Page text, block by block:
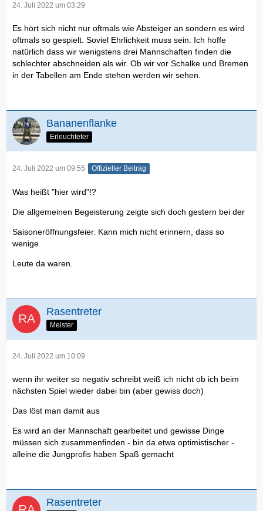
24. Juli 2022 um 03:29
Es hört sich nicht nur oftmals wie Absteiger an sondern es wird
oftmals so gespielt. Soviel Ehrlichkeit muss sein. Ich hoffe
natürlich dass wir wenigstens drei Mannschaften finden die
schlechter abschneiden als wir. Ob wir vor Schalke und Bremen
in der Tabellen am Ende stehen werden wir sehen.
Bananenflanke
Erleuchteter
24. Juli 2022 um 09:55 Offizieller Beitrag
Was heißt "hier wird"!?
Die allgemeinen Begeisterung zeigte sich doch gestern bei der
Saisoneröffnungsfeier. Kann mich nicht erinnern, dass so
wenige
Leute da waren.
Rasentreter
Meister
24. Juli 2022 um 10:09
wenn ihr weiter so negativ schreibt weiß ich nicht ob ich beim
nächsten Spiel wieder dabei bin (aber gewiss doch)
Das löst man damit aus
Es wird an der Mannschaft gearbeitet und gewisse Dinge
müssen sich zusammenfinden - bin da etwa optimistischer -
alleine die Jungprofis haben Spaß gemacht
Rasentreter